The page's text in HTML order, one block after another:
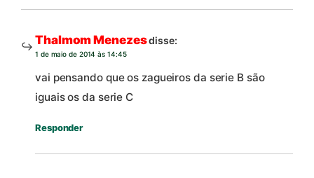
Thalmom Menezesdisse:
1 de maio de 2014 às 14:45
vai pensando que os zagueiros da serie B são
iguais os da serie C
Responder